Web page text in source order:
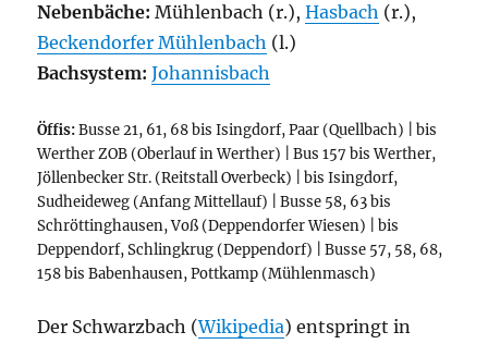
Nebenbäche: Mühlenbach (r.),Hasbach (r.),
Beckendorfer Mühlenbach (l.)
Bachsystem:Johannisbach
Öffis:Busse 21, 61, 68 bis Isingdorf, Paar (Quellbach) | bis
Werther ZOB (Oberlauf in Werther) | Bus 157 bis Werther,
Jöllenbecker Str. (Reitstall Overbeck) | bis Isingdorf,
Sudheideweg (Anfang Mittellauf) | Busse 58, 63 bis
Schröttinghausen, Voß (Deppendorfer Wiesen) | bis
Deppendorf, Schlingkrug (Deppendorf) | Busse 57, 58, 68,
158 bis Babenhausen, Pottkamp (Mühlenmasch)
Der Schwarzbach (Wikipedia) entspringt in